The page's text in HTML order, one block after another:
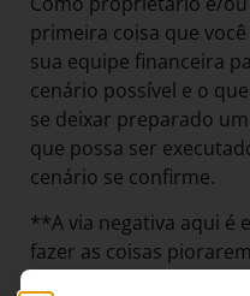
primeira coisa que
sua equipe financeira
cenário possível e o
se deixar preparado
que possa ser
cenário se confirme.
**A via negativa aqui é
fazer as coisas